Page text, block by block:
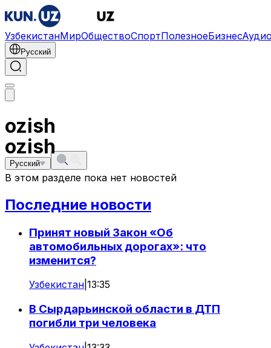
УзбекистанМирОбществоСпортПолезноеБизнес
Русский
ozish
Русский
ozish
В этом разделе пока нет новостей
Последние новости
Принят новый Закон «Об
автомобильных дорогах»: что
изменится?
Узбекистан 13:35
В Сырдарьинской области в ДТП
погибли три человека